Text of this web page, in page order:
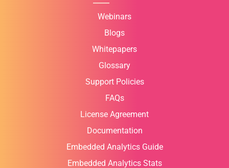
Webinars
Blogs
Whitepapers
Glossary
Support Policies
FAQs
License Agreement
Documentation
Embedded Analytics Guide
Embedded Analytics Stats